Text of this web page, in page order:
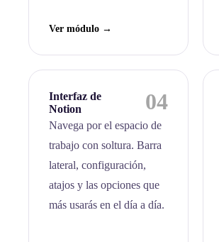
Ver módulo →
Interfaz de
Notion
04
Navega por el espacio de
trabajo con soltura. Barra
lateral, configuración,
atajos y las opciones que
más usarás en el día a día.